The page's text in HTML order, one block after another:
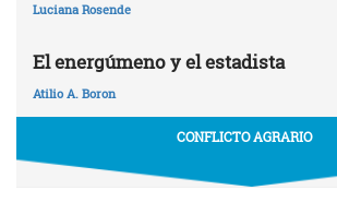
Luciana Rosende
El energúmeno y el estadista
Atilio A. Boron
CONFLICTO AGRARIO